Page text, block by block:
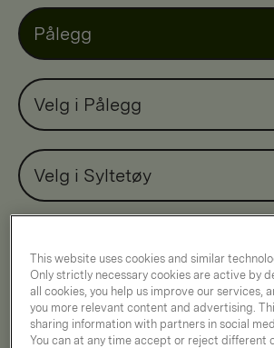
Pålegg
Velg i Pålegg
Velg i Syltetøy
Er du allergisk?
Finn produkter uten
This website uses cookies and similar
Only strictly necessary cookies are active by
all cookies, you help us improve our services,
you more relevant content and advertising.
sharing information with partners in social
You can at any time accept or reject different